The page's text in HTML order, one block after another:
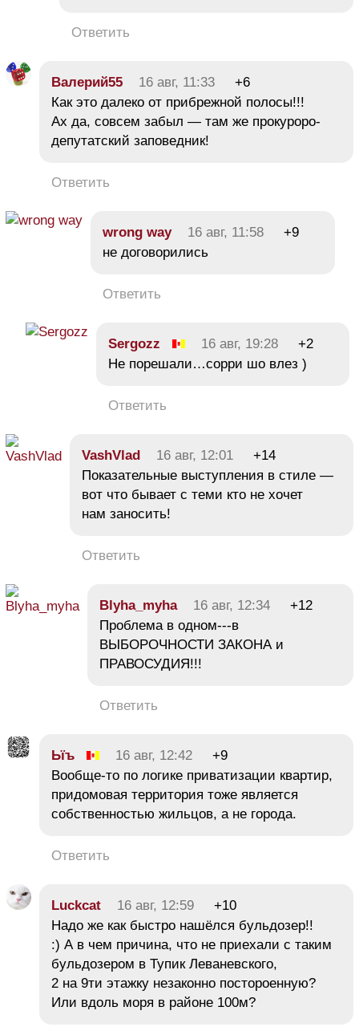
Ответить
Валерий55 16 авг, 11:33
+6
Как это далеко от прибрежной полосы!!!
Ах да, совсем забыл — там же прокуроро-
депутатский заповедник!
Ответить
wrong way 16 авг, 11:58
+9
не договорились
Ответить
Sergozz 16 авг, 19:28
+2
Не порешали…сорри шо влез )
Ответить
VashVlad 16 авг, 12:01
+14
Показательные выступления в стиле —
вот что бывает с теми кто не хочет
нам заносить!
Ответить
Blyha_myha 16 авг, 12:34
+12
Проблема в одном---в
ВЫБОРОЧНОСТИ ЗАКОНА и
ПРАВОСУДИЯ!!!
Ответить
Ьїъ 16 авг, 12:42
+9
Вообще-то по логике приватизации квартир,
придомовая территория тоже является
собственностью жильцов, а не города.
Ответить
Luckcat 16 авг, 12:59
+10
Надо же как быстро нашёлся бульдозер!!
:) А в чем причина, что не приехали с таким
бульдозером в Тупик Леваневского,
2 на 9ти этажку незаконно постороенную?
Или вдоль моря в районе 100м?